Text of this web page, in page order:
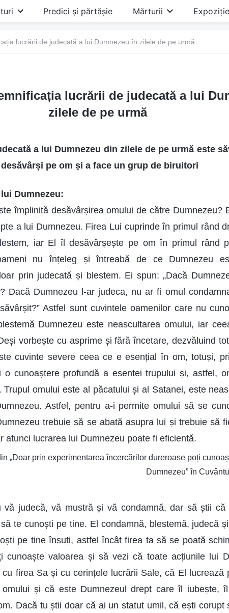
Predici și părtășie Mărturii
lucrării de judecată a lui Dumnezeu în zilele de pe urmă
lucrării de judecată a lui
zilele de pe urmă
a lui Dumnezeu din zilele de pe urmă este
pe om și a face un grup de biruitori
Dumnezeu:
împlinită desăvârșirea omului de către Dumnezeu?
a lui Dumnezeu. Firea Lui cuprinde în primul rând
iar El îl desăvârșește pe om în primul rând
nu înțeleg și întreabă de ce Dumnezeu
prin judecată și blestem. Ei spun: „Dacă
Dacă Dumnezeu l-ar judeca, nu ar fi omul
Astfel sunt cuvintele oamenilor care nu
Dumnezeu este neascultarea omului, iar
vorbește cu asprime și fără încetare, dezvăluind
cuvinte severe ceea ce e esențial în om, totuși,
o cunoaștere profundă a esenței trupului și, astfel,
Trupul omului este al păcatului și al Satanei, este
Astfel, pentru a-i permite omului să se
trebuie să se abată asupra lui și trebuie să
atunci lucrarea lui Dumnezeu poate fi eficientă.
„Doar prin experimentarea încercărilor dureroase poți
Dumnezeu” în
vă judecă, vă mustră și vă condamnă, dar să știi că
te cunoști pe tine. El condamnă, blestemă, judecă
pe tine însuți, astfel încât firea ta să se poată
valoarea și să vezi că toate acțiunile lui
firea Sa și cu cerințele lucrării Sale, că El lucrează
omului și că este Dumnezeul drept care îl iubește,
Dacă tu știi doar că ai un statut umil, că ești corupt